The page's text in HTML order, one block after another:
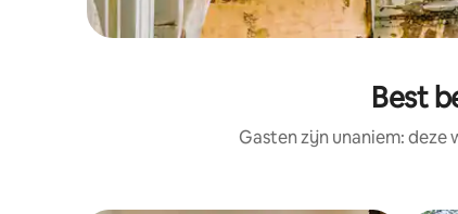
Best
Gasten zijn unaniem: deze